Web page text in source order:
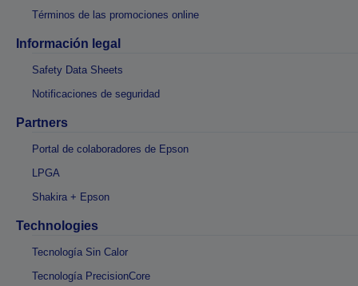
Términos de las promociones online
Información legal
Safety Data Sheets
Notificaciones de seguridad
Partners
Portal de colaboradores de Epson
LPGA
Shakira + Epson
Technologies
Tecnología Sin Calor
Tecnología PrecisionCore